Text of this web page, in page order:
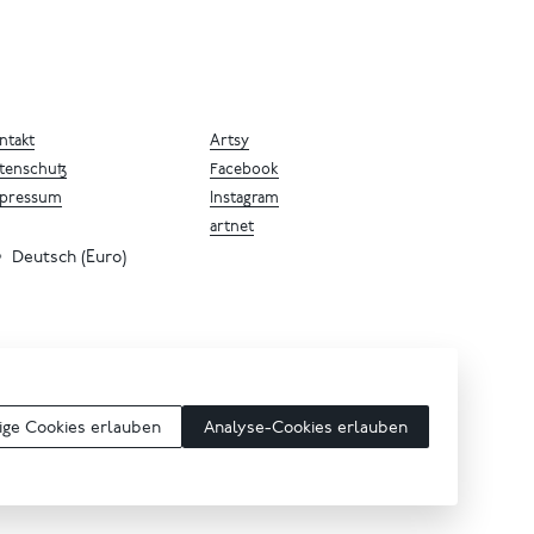
Artsy
Facebook
Instagram
artnet
Deutsch (Euro)
Cookies erlauben Analyse-Cookies erlauben